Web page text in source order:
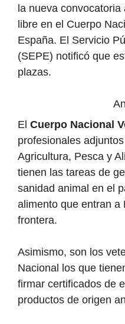
la nueva
libre en el Cuerpo
España. El Servicio
(SEPE) notificó que
plazas.
El Cuerpo Nacional
profesionales
Agricultura, Pesca y
tienen las tareas de
sanidad animal en el
alimento que entran a
frontera.
Asimismo, son los
Nacional los que
firmar certificados de
productos de origen